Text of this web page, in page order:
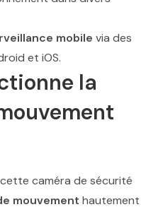
mobile via des
et iOS.
la
caméra de sécurité
mouvement hautement